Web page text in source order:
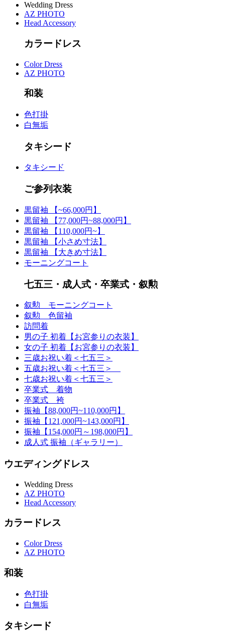
Wedding Dress
AZ PHOTO
Head Accessory
カラードレス
Color Dress
AZ PHOTO
和装
色打掛
白無垢
タキシード
タキシード
ご参列衣装
黒留袖 【~66,000円】
黒留袖 【77,000円~88,000円】
黒留袖 【110,000円~】
黒留袖 【小さめ寸法】
黒留袖 【大きめ寸法】
モーニングコート
七五三・成人式・卒業式・叙勲
叙勲 モーニングコート
叙勲 色留袖
訪問着
男の子 初着【お宮参りの衣装】
女の子 初着【お宮参りの衣装】
三歳お祝い着＜七五三＞
五歳お祝い着＜七五三＞
七歳お祝い着＜七五三＞
卒業式 着物
卒業式 袴
振袖【88,000円~110,000円】
振袖【121,000円~143,000円】
振袖【154,000円～198,000円】
成人式 振袖（ギャラリー）
ウエディングドレス
Wedding Dress
AZ PHOTO
Head Accessory
カラードレス
Color Dress
AZ PHOTO
和装
色打掛
白無垢
タキシード